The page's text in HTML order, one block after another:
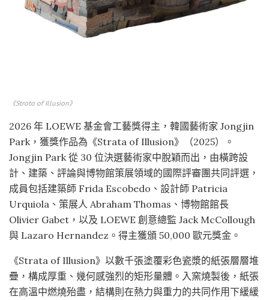
《Strata of Illusion》
2026 年 LOEWE 基金會工藝獎得主，韓國藝術家 Jongjin
Park，獲獎作品為《Strata of Illusion》（2025）。
Jongjin Park 從 30 位決選藝術家中脫穎而出，由橫跨設
計、建築、評論與博物館策展領域的國際評審團共同評選，
成員包括建築師 Frida Escobedo、設計師 Patricia
Urquiola、策展人 Abraham Thomas、博物館館長
Olivier Gabet，以及 LOEWE 創意總監 Jack McCollough
與 Lazaro Hernandez。得主獲頒 50,000 歐元獎金。
《Strata of Illusion》以數千張塗覆彩色瓷漿的紙張層層堆
疊，構成厚重、幾何感強烈的矩形量體。入窯燒製後，紙張
在高溫中燃燒殆盡，結構則在熱力與重力的共同作用下緩緩